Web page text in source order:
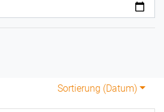
Sortierung (Datum)